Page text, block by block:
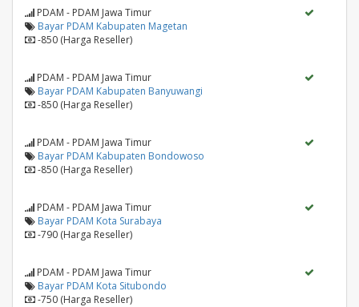
PDAM - PDAM Jawa Timur
Bayar PDAM Kabupaten Magetan
-850 (Harga Reseller)
PDAM - PDAM Jawa Timur
Bayar PDAM Kabupaten Banyuwangi
-850 (Harga Reseller)
PDAM - PDAM Jawa Timur
Bayar PDAM Kabupaten Bondowoso
-850 (Harga Reseller)
PDAM - PDAM Jawa Timur
Bayar PDAM Kota Surabaya
-790 (Harga Reseller)
PDAM - PDAM Jawa Timur
Bayar PDAM Kota Situbondo
-750 (Harga Reseller)